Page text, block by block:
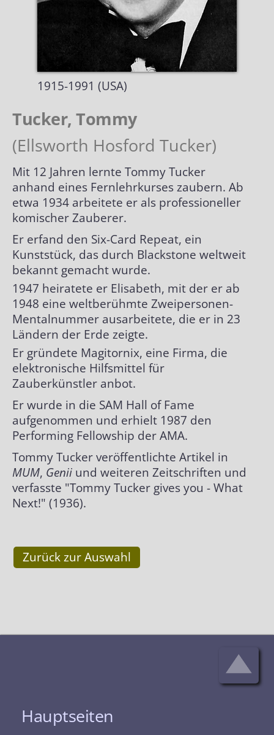
Alle Grand Prix
Special Awards
Händler nach Themen
Biografien
Biografien alphabetisch
Biografien Übersicht
Autogrammkarten
Lexikon
Kunstgriffe
Hilsmittel
Klassische Kunststücke
Erfinder von ..
Optische Illusionen
Impressum
1915-1991 (USA)
Tucker, Tommy
(Ellsworth Hosford Tucker)
Mit 12 Jahren lernte Tommy Tucker
anhand eines Fernlehrkurses zaubern. Ab
etwa 1934 arbeitete er als professioneller
komischer Zauberer.
Er erfand den Six-Card Repeat, ein
Kunststück, das durch Blackstone weltweit
bekannt gemacht wurde.
1947 heiratete er Elisabeth, mit der er ab
1948 eine weltberühmte Zweipersonen-
Mentalnummer ausarbeitete, die er in 23
Ländern der Erde zeigte.
Er gründete Magitornix, eine Firma, die
elektronische Hilfsmittel für
Zauberkünstler anbot.
Er wurde in die SAM Hall of Fame
aufgenommen und erhielt 1987 den
Performing Fellowship der AMA.
Tommy Tucker veröffentlichte Artikel in
MUM, Genii und weiteren Zeitschriften und
verfasste "Tommy Tucker gives you - What
Next!" (1936).
Zurück zur Auswahl
Hauptseiten